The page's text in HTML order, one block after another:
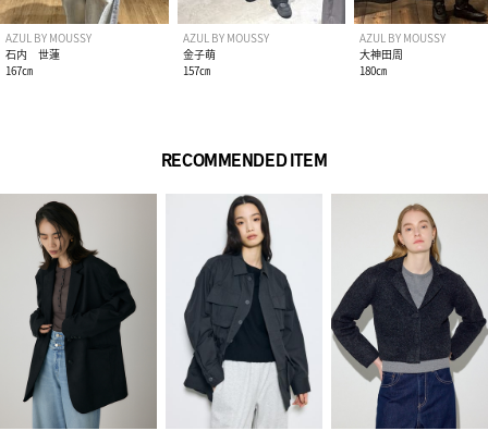
AZUL BY MOUSSY
石内 世蓮
167㎝
AZUL BY MOUSSY
金子萌
157㎝
AZUL BY MOUSSY
大神田周
180㎝
RECOMMENDED ITEM